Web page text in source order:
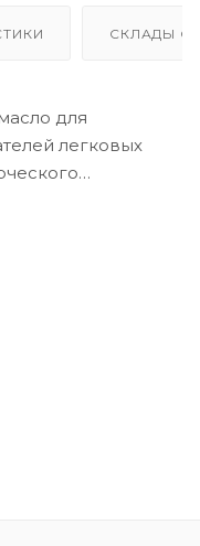
СКЛАДЫ
для
легковых
и окисления,